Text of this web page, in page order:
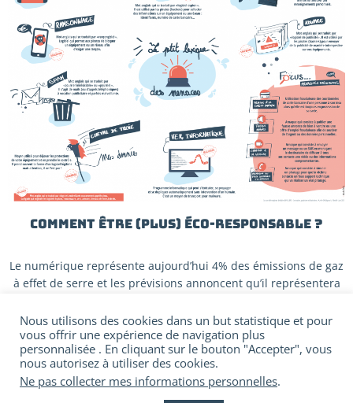
Comment être (plus) éco-responsable ?
Le numérique représente aujourd’hui 4% des émissions de gaz
à effet de serre et les prévisions annoncent qu’il représentera
automobile ! Il est possible, chacun à son niveau et même si
c’est un travail de fourmi, de modifier un peu ses pratiques
pour réduire son impact écologique. Envie d’essayer ?
Capitaine Fibre vous donne ici quelques pistes d’actions
Nous utilisons des cookies dans un but statistique et pour
vous offrir une expérience de navigation plus
personnalisée . En cliquant sur le bouton "Accepter", vous
nous autorisez à utiliser des cookies.
Ne pas collecter mes informations personnelles.